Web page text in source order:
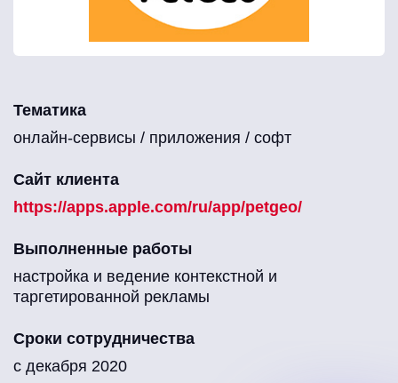
Тематика
онлайн-сервисы / приложения / софт
Сайт клиента
https://apps.apple.com/ru/app/petgeo/
Выполненные работы
настройка и ведение контекстной и
таргетированной рекламы
Сроки сотрудничества
с декабря 2020